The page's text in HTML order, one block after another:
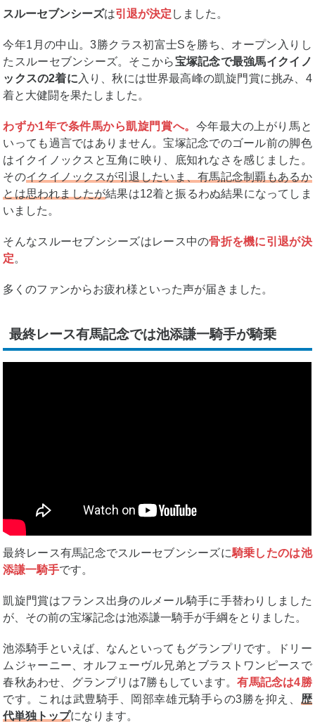
スルーセブンシーズは引退が決定 しました。
今年1月の中山。3勝クラス初富士Sを勝ち、オープン入りし
たスルーセブンシーズ。そこから宝塚記念で最強馬イクイノ
ックスの2着に入り、秋には世界最高峰の凱旋門賞に挑み、4
着と大健闘を果たしました。
わずか1年で条件馬から凱旋門賞へ。 今年最大の上がり馬と
いっても過言ではありません。宝塚記念でのゴール前の脚色
はイクイノックスと互角に映り、底知れなさを感じました。
そのイクイノックスが引退したいま、有馬記念制覇もあるか
とは思われましたが結果は12着と振るわぬ結果になってしま
いました。
そんなスルーセブンシーズはレース中の骨折を機に引退が決
定。
多くのファンからお疲れ様といった声が届きました。
最終レース有馬記念では池添謙一騎手が騎乗
最終レース有馬記念でスルーセブンシーズに騎乗したのは池
添謙一騎手です。
凱旋門賞はフランス出身のルメール騎手に手替わりしました
が、その前の宝塚記念は池添謙一騎手が手綱をとりました。
池添騎手といえば、なんといってもグランプリです。ドリー
ムジャーニー、オルフェーヴル兄弟とブラストワンピースで
春秋あわせ、グランプリは7勝もしています。有馬記念は4勝
です。これは武豊騎手、岡部幸雄元騎手らの3勝を抑え、 歴
代単独トップになります。